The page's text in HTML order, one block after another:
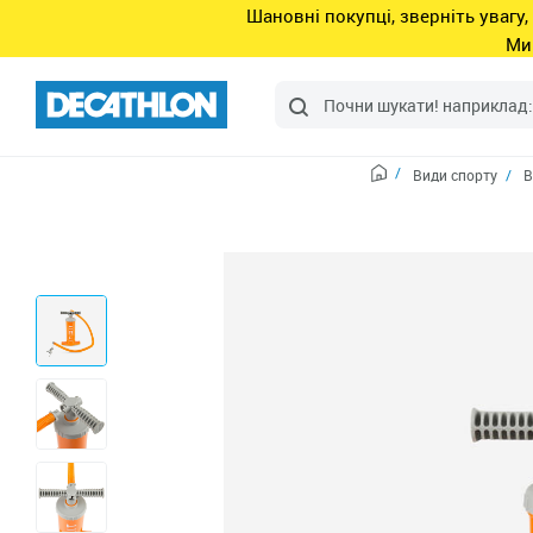
Шановні покупці, зверніть
Ми
Види спорту